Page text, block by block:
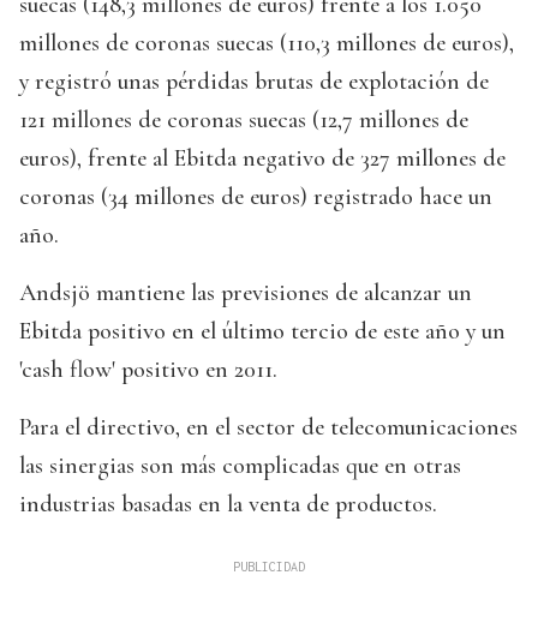
millones de coronas suecas (110,3 millones de euros),
y registró unas pérdidas brutas de explotación de
121 millones de coronas suecas (12,7 millones de
euros), frente al Ebitda negativo de 327 millones de
coronas (34 millones de euros) registrado hace un
año.
Andsjö mantiene las previsiones de alcanzar un
Ebitda positivo en el último tercio de este año y un
'cash flow' positivo en 2011.
Para el directivo, en el sector de telecomunicaciones
las sinergias son más complicadas que en otras
industrias basadas en la venta de productos.